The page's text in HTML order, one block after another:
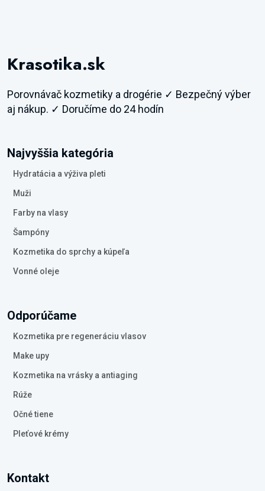
Krasotika.sk
Porovnávač kozmetiky a drogérie ✓ Bezpečný výber
aj nákup. ✓ Doručíme do 24 hodín
Najvyššia kategória
Hydratácia a výživa pleti
Muži
Farby na vlasy
Šampóny
Kozmetika do sprchy a kúpeľa
Vonné oleje
Odporúčame
Kozmetika pre regeneráciu vlasov
Make upy
Kozmetika na vrásky a antiaging
Rúže
Očné tiene
Pleťové krémy
Kontakt